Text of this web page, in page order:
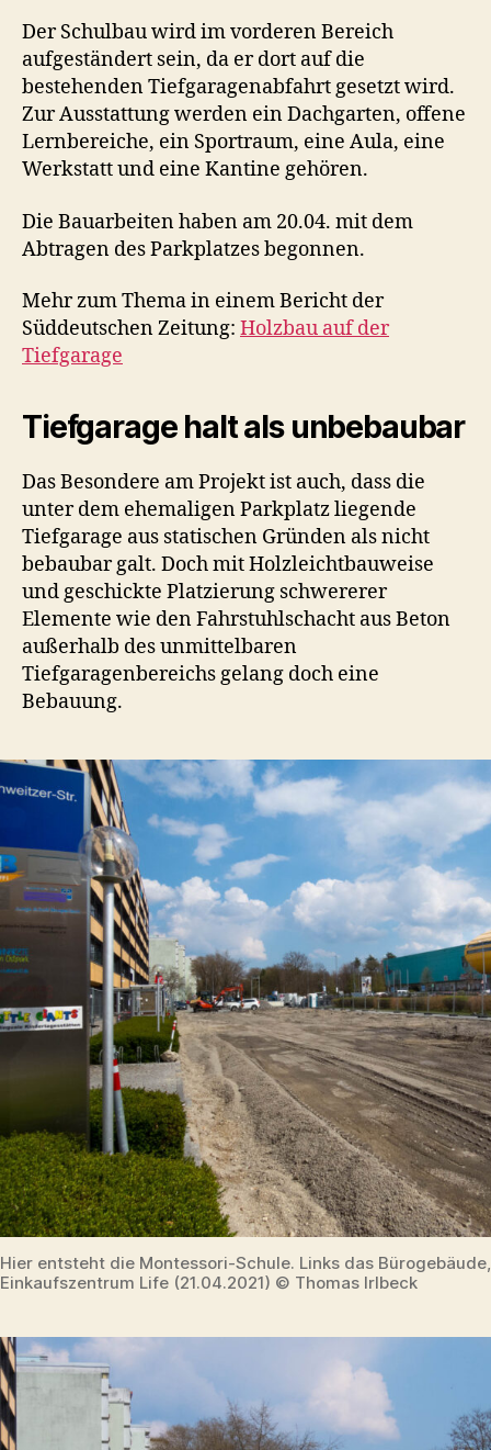
Der Schulbau wird im vorderen Bereich
aufgeständert sein, da er dort auf die
bestehenden Tiefgaragenabfahrt gesetzt wird.
Zur Ausstattung werden ein Dachgarten, offene
Lernbereiche, ein Sportraum, eine Aula, eine
Werkstatt und eine Kantine gehören.
Die Bauarbeiten haben am 20.04. mit dem
Abtragen des Parkplatzes begonnen.
Mehr zum Thema in einem Bericht der
Süddeutschen Zeitung: Holzbau auf der
Tiefgarage
Tiefgarage halt als unbebaubar
Das Besondere am Projekt ist auch, dass die
unter dem ehemaligen Parkplatz liegende
Tiefgarage aus statischen Gründen als nicht
bebaubar galt. Doch mit Holzleichtbauweise
und geschickte Platzierung schwererer
Elemente wie den Fahrstuhlschacht aus Beton
außerhalb des unmittelbaren
Tiefgaragenbereichs gelang doch eine
Bebauung.
Hier entsteht die Montessori-Schule. Links das
Einkaufszentrum Life (21.04.2021) © Thomas Irlbeck